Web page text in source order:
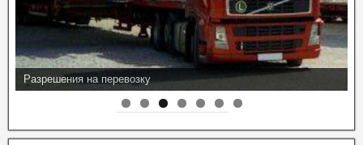
Разрешения на перевозку